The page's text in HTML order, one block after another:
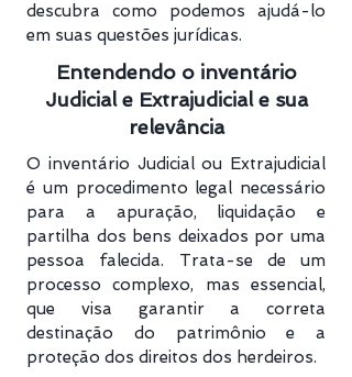
descubra como podemos ajudá-lo
em suas questões jurídicas.
Entendendo o inventário
Judicial e Extrajudicial e sua
relevância
O inventário Judicial ou Extrajudicial
é um procedimento legal necessário
para a apuração, liquidação e
partilha dos bens deixados por uma
pessoa falecida. Trata-se de um
processo complexo, mas essencial,
que visa garantir a correta
destinação do patrimônio e a
proteção dos direitos dos herdeiros.